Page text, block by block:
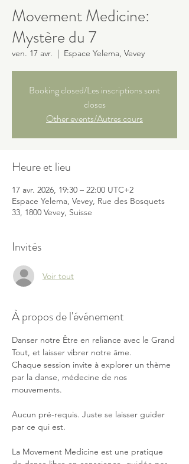
Movement Medicine:
Mystère du 7
ven. 17 avr.
  |
Espace Yelema, Vevey
Booking closed/Les inscriptions sont
closes
Other events/Autres cours
Heure et lieu
17 avr. 2026, 19:30 – 22:00 UTC+2
Espace Yelema, Vevey, Rue des Bosquets
33, 1800 Vevey, Suisse
Invités
Voir tout
À propos de l'événement
Danser notre Être en reliance avec le Grand
Tout, et laisser vibrer notre âme.
Chaque session invite à explorer un thème
par la danse, médecine de nos
mouvements.
Aucun pré-requis. Juste se laisser guider
par ce qui est.
La Movement Medicine est une pratique